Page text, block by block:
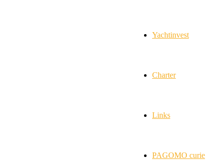
Yachtinvest
Charter
Links
PAGOMO curie